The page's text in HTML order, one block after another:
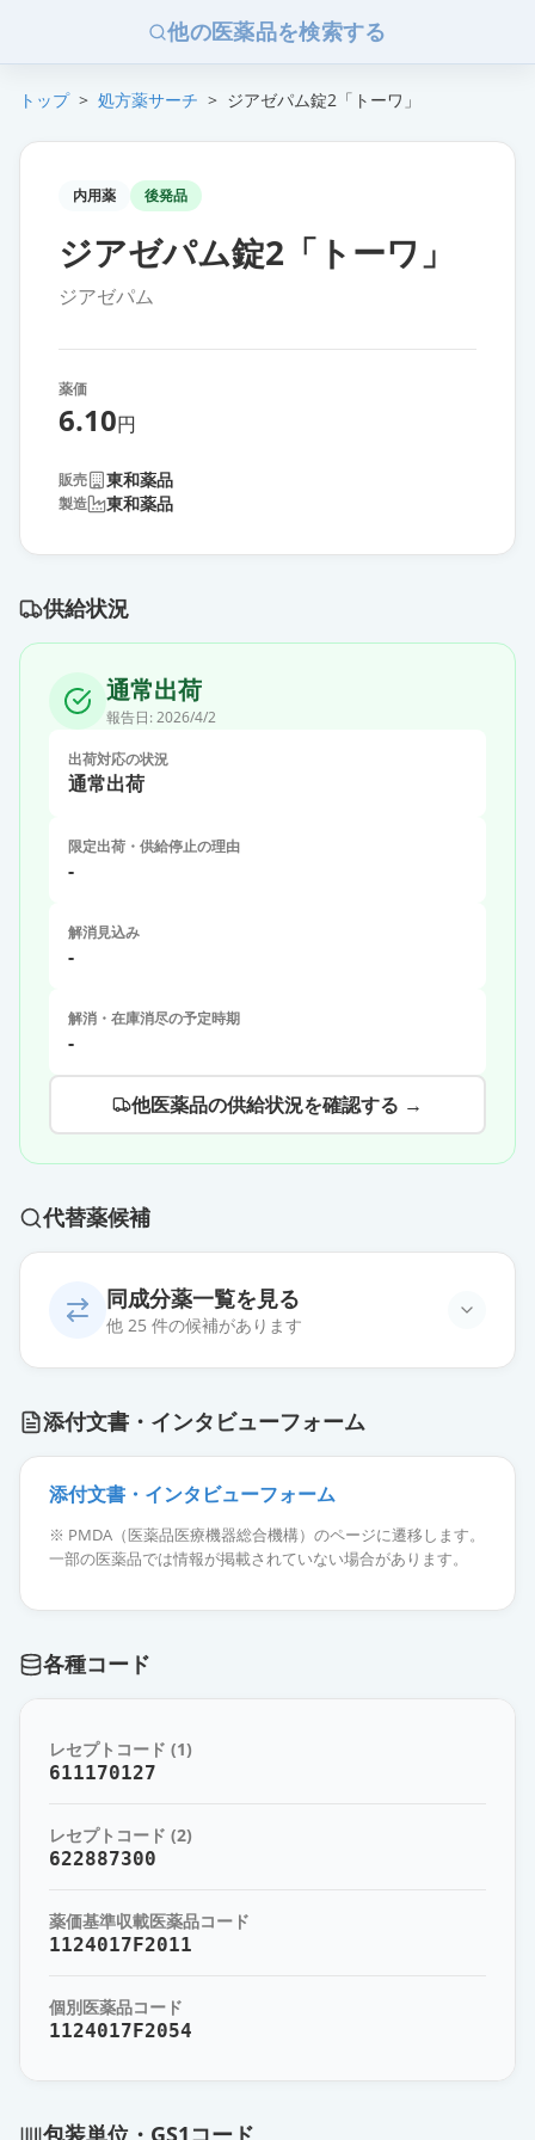
他の医薬品を検索する
トップ > 処方薬サーチ > ジアゼパム錠2「トーワ」
内用薬 後発品
ジアゼパム錠2「トーワ」
ジアゼパム
薬価
6.10円
販売 東和薬品
製造 東和薬品
供給状況
通常出荷
報告日: 2026/4/2
出荷対応の状況
通常出荷
限定出荷・供給停止の理由
-
解消見込み
-
解消・在庫消尽の予定時期
-
他医薬品の供給状況を確認する →
代替薬候補
同成分薬一覧を見る
他 25 件の候補があります
薬価 6.10 円
ジアゼパム錠2mg「ツルハラ」
薬価 6.10 円
ホリゾン錠2mg
2mgセルシン錠
ジアゼパム錠2mg「タイホウ」
ジアゼパム錠10mg「ツルハラ」
ジアゼパム錠5mg「アメル」
ジアゼパム錠5mg「ツルハラ」
添付文書・インタビューフォーム
添付文書・インタビューフォーム
※ PMDA（医薬品医療機器総合機構）のページに遷移します。
一部の医薬品では情報が掲載されていない場合があります。
各種コード
レセプトコード (1)
611170127
レセプトコード (2)
622887300
薬価基準収載医薬品コード
1124017F2011
個別医薬品コード
1124017F2054
包装単位・GS1コード